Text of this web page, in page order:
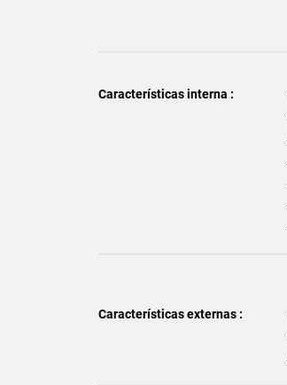
Características interna :
Características externas :